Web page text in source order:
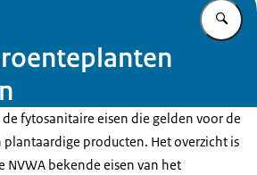
fytosanitaire eisen die gelden voor de
producten. Het overzicht is
NVWA bekende eisen van het